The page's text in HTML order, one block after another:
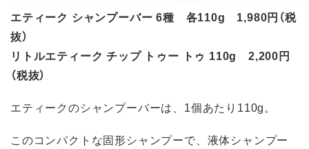
エティーク シャンプーバー 6種 各110g 1,980円（税
抜）
リトルエティーク チップ トゥー トゥ 110g 2,200円
（税抜）
エティークのシャンプーバーは、1個あたり110g。
このコンパクトな固形シャンプーで、液体シャンプー